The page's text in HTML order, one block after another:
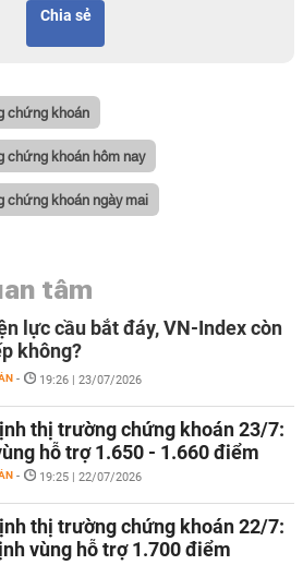
Chia sẻ
chứng khoán
chứng khoán hôm nay
chứng khoán ngày mai
tâm
lực cầu bắt đáy, VN-Index còn
không?
- 19:26 | 23/07/2026
thị trường chứng khoán 23/7:
hỗ trợ 1.650 - 1.660 điểm
- 19:25 | 22/07/2026
thị trường chứng khoán 22/7:
vùng hỗ trợ 1.700 điểm